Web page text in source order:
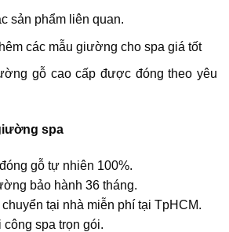
sản phẩm liên quan.
các mẫu giường cho spa giá tốt
gỗ cao cấp được đóng theo yêu
spa
gỗ tự nhiên 100%.
bảo hành 36 tháng.
tại nhà miễn phí tại TpHCM.
công spa trọn gói.